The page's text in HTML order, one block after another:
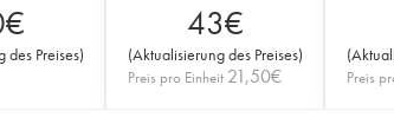
€
des Preises)
43€
(Aktualisierung des Preises)
Preis pro Einheit 21,50€
(
Preis